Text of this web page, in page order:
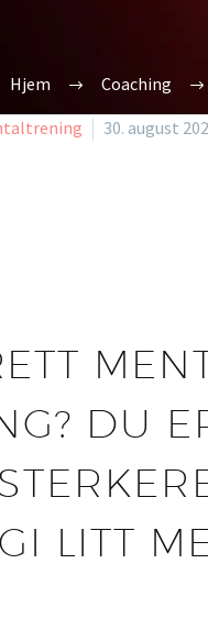
Hjem Coaching
30. august
DU
LITT